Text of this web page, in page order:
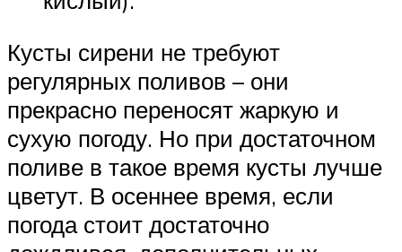
Кусты сирени не требуют
регулярных поливов – они
прекрасно переносят жаркую и
сухую погоду. Но при достаточном
поливе в такое время кусты лучше
цветут. В осеннее время, если
погода стоит достаточно